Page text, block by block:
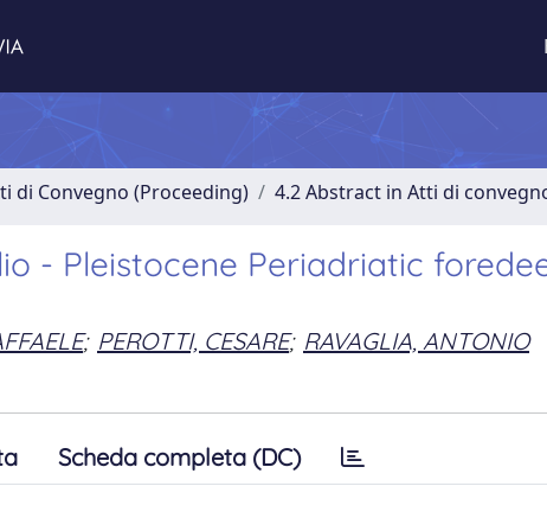
di Convegno (Proceeding) 4.2 Abstract in Atti di
- Pleistocene Periadriatic
; PEROTTI, CESARE; RAVAGLIA, ANTONIO
Scheda completa (DC)